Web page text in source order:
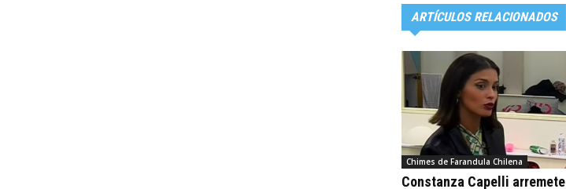
ARTÍCULOS RELACIONADOS
Chimes de Farandula Chilena
Constanza Capelli arremete